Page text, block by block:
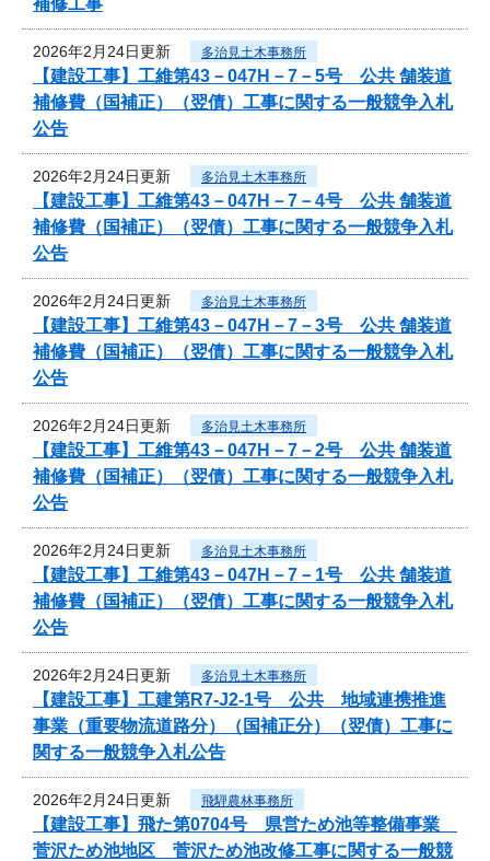
2026年2月24日更新 多治見土木事務所
【建設工事】工維第43－047H－7－5号 公共 舗装道
補修費（国補正）（翌債）工事に関する一般競争入札
公告
2026年2月24日更新 多治見土木事務所
【建設工事】工維第43－047H－7－4号 公共 舗装道
補修費（国補正）（翌債）工事に関する一般競争入札
公告
2026年2月24日更新 多治見土木事務所
【建設工事】工維第43－047H－7－3号 公共 舗装道
補修費（国補正）（翌債）工事に関する一般競争入札
公告
2026年2月24日更新 多治見土木事務所
【建設工事】工維第43－047H－7－2号 公共 舗装道
補修費（国補正）（翌債）工事に関する一般競争入札
公告
2026年2月24日更新 多治見土木事務所
【建設工事】工維第43－047H－7－1号 公共 舗装道
補修費（国補正）（翌債）工事に関する一般競争入札
公告
2026年2月24日更新 多治見土木事務所
【建設工事】工建第R7-J2-1号 公共 地域連携推進
事業（重要物流道路分）（国補正分）（翌債）工事に
関する一般競争入札公告
2026年2月24日更新 飛騨農林事務所
【建設工事】飛た第0704号 県営ため池等整備事業
菅沢ため池地区 菅沢ため池改修工事に関する一般競